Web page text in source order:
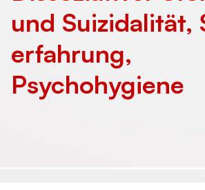
und
erfahrung,
Psychohygiene